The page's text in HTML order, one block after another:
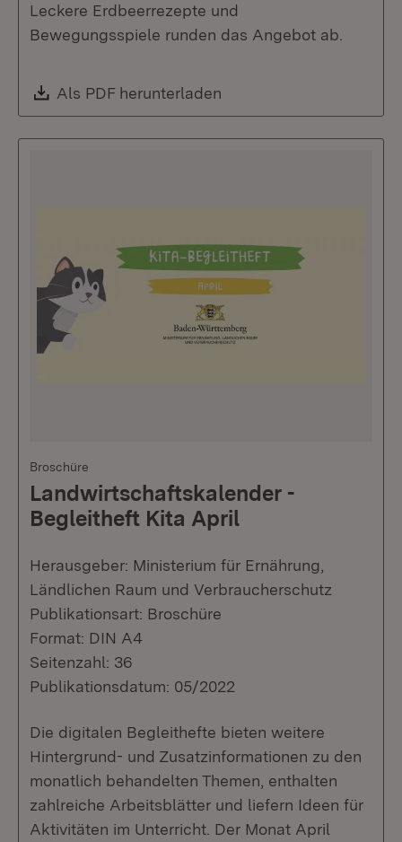
Leckere Erdbeerrezepte und
Bewegungsspiele runden das Angebot ab.
Download:
Als PDF herunterladen
Broschüre
Landwirtschaftskalender -
Begleitheft Kita April
Herausgeber: Ministerium für Ernährung,
Ländlichen Raum und Verbraucherschutz
Publikationsart: Broschüre
Format: DIN A4
Seitenzahl: 36
Publikationsdatum: 05/2022
Die digitalen Begleithefte bieten weitere
Hintergrund- und Zusatzinformationen zu den
monatlich behandelten Themen, enthalten
zahlreiche Arbeitsblätter und liefern Ideen für
Aktivitäten im Unterricht. Der Monat April